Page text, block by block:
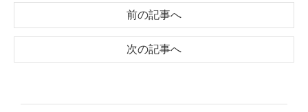
前の記事へ
次の記事へ